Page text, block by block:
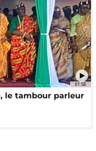
01:58
le tambour parleur